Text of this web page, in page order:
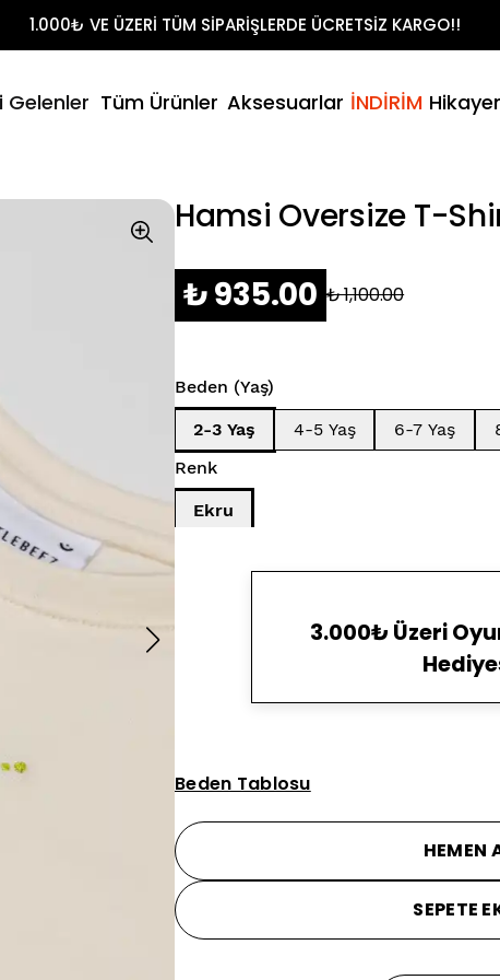
1.000₺ VE ÜZERİ TÜM SİPARİŞLERDE ÜCRETSİZ KARGO!!
Gelenler
Şort & T-
Tüm Ürünler
Takımları
Aksesuarlar İNDİRİM
Yaz
Hamsi Oversize T-
₺ 935.00 ₺ 1,100.00
Beden (Yaş)
2-3 Yaş 4-5 Yaş 6-7 Yaş
Renk
Ekru
3.000₺ Üzeri
Beden Tablosu
HEMEN
SEPETE